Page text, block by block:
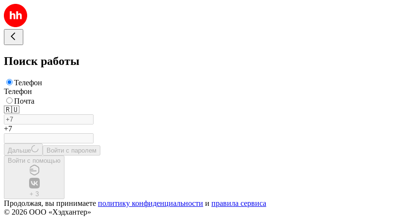
Поиск работы
Телефон
Телефон
Почта
🇷🇺
+7
Дальше
Войти с паролем
Войти с помощью
+ 3
Продолжая, вы принимаете политику конфиденциальности и правила сервиса
© 2026 ООО «Хэдхантер»